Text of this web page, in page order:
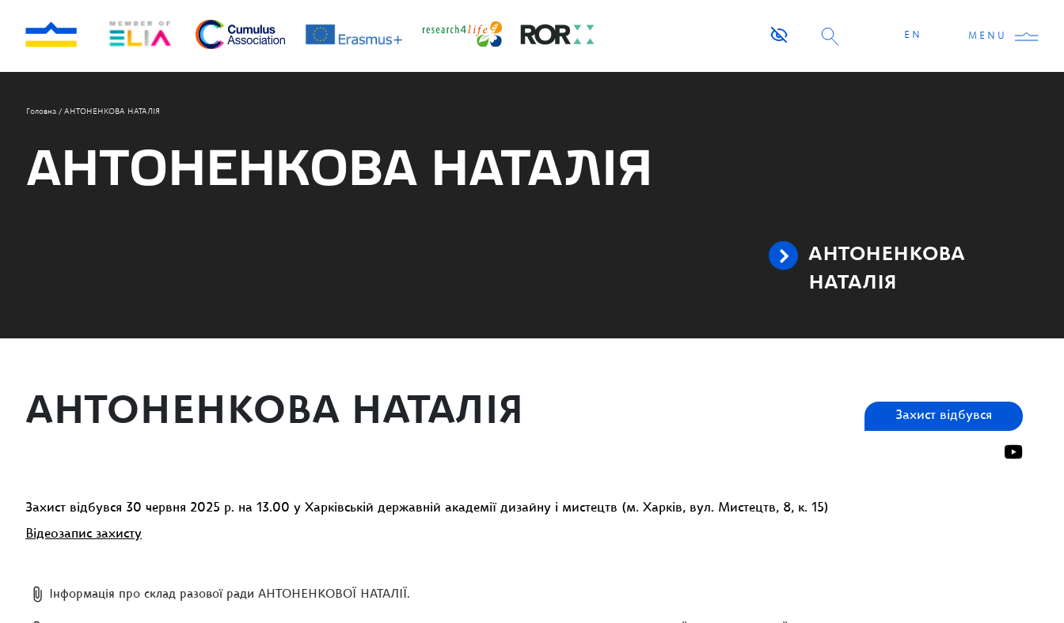
EN MENU
Головна / АНТОНЕНКОВА НАТАЛІЯ
АНТОНЕНКОВА НАТАЛІЯ
АНТОНЕНКОВА
НАТАЛІЯ
АНТОНЕНКОВА НАТАЛІЯ Захист відбувся
Захист відбувся 30 червня 2025 р. на 13.00 у Харківській державній академії дизайну і мистецтв (м. Харків, вул. Мистецтв, 8, к. 15)
Відеозапис захисту
Інформація про склад разової ради АНТОНЕНКОВОЇ НАТАЛІЇ.